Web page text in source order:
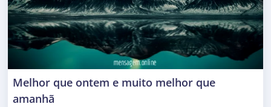
Melhor que ontem e muito melhor que
amanhã